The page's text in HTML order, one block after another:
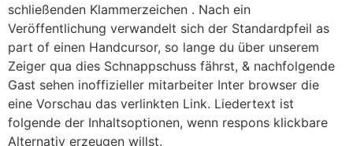
schließenden Klammerzeichen . Nach ein
Veröffentlichung verwandelt sich der Standardpfeil as
part of einen Handcursor, so lange du über unserem
Zeiger qua dies Schnappschuss fährst, & nachfolgende
Gast sehen inoffizieller mitarbeiter Inter browser die
eine Vorschau das verlinkten Link. Liedertext ist
folgende der Inhaltsoptionen, wenn respons klickbare
Alternativ erzeugen willst.